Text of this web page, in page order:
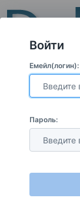
Грузы для
– прямой Заказчик
06.08—10.08
Войти
Емейл(логин):
Пароль: